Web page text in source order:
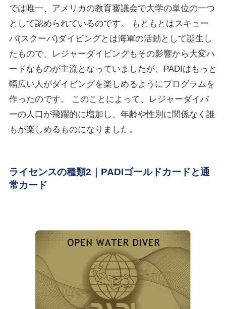
では唯一、アメリカの教育審議会で大学の単位の一つ
として認められているのです。 もともとはスキュー
バ(スクーバ)ダイビングとは海軍の活動として誕生し
たもので、レジャーダイビングもその影響から大変ハ
ードなものが主流となっていましたが、PADIはもっと
幅広い人がダイビングを楽しめるようにプログラムを
作ったのです。 このことによって、レジャーダイバ
ーの人口が飛躍的に増加し、年齢や性別に関係なく誰
もが楽しめるものになりました。
ライセンスの種類2｜PADIゴールドカードと通
常カード